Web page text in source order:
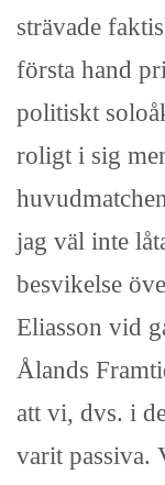
strävade
första hand
politiskt
roligt i sig
jag väl inte
besvikelse
Eliasson vid
Ålands
att vi, dvs. i
varit passiva.